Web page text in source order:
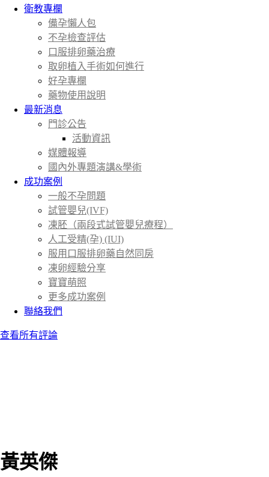
衛教專欄
備孕懶人包
不孕檢查評估
口服排卵藥治療
取卵植入手術如何進行
好孕專欄
藥物使用說明
最新消息
門診公告
活動資訊
媒體報導
國內外專題演講&學術
成功案例
一般不孕問題
試管嬰兒(IVF)
凍胚（兩段式試管嬰兒療程）
人工受精(孕) (IUI)
服用口服排卵藥自然同房
凍卵經驗分享
寶寶萌照
更多成功案例
聯絡我們
查看所有評論
黃英傑